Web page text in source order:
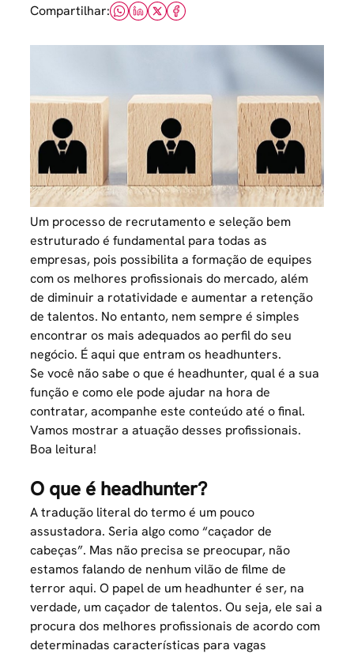
Compartilhar:
Um processo de recrutamento e seleção bem
estruturado é fundamental para todas as
empresas, pois possibilita a formação de equipes
com os melhores profissionais do mercado, além
de diminuir a rotatividade e aumentar a retenção
de talentos. No entanto, nem sempre é simples
encontrar os mais adequados ao perfil do seu
negócio. É aqui que entram os headhunters.
Se você não sabe o que é headhunter, qual é a sua
função e como ele pode ajudar na hora de
contratar, acompanhe este conteúdo até o final.
Vamos mostrar a atuação desses profissionais.
Boa leitura!
O que é headhunter?
A tradução literal do termo é um pouco
assustadora. Seria algo como “caçador de
cabeças”. Mas não precisa se preocupar, não
estamos falando de nenhum vilão de filme de
terror aqui. O papel de um headhunter é ser, na
verdade, um caçador de talentos. Ou seja, ele sai a
procura dos melhores profissionais de acordo com
determinadas características para vagas